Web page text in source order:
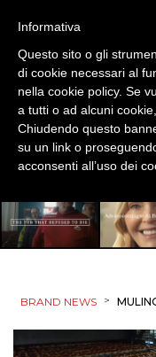
BRAND NEWS >
Informativa
Questo sito o gli
di cookie necessari al
nella cookie policy. Se
a tutti o ad alcuni
Chiudendo questo
su un link o
acconsenti all’uso dei